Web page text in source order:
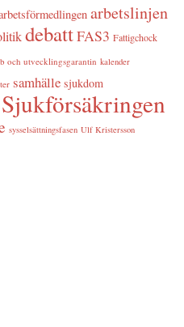
arbetslinjen
debattFAS3 Fattigchock
och utvecklingsgarantin kalender
samhälle sjukdom
Sjukförsäkringen
sysselsättningsfasen Ulf Kristersson